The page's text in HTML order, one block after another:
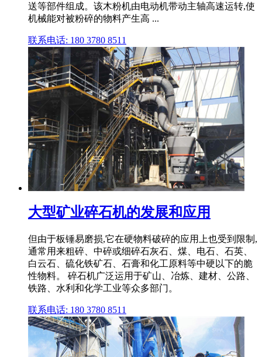
送等部件组成。该木粉机由电动机带动主轴高速运转,使
机械能对被粉碎的物料产生高 ...
联系电话: 180 3780 8511
大型矿业碎石机的发展和应用
但由于板锤易磨损,它在硬物料破碎的应用上也受到限制,
通常用来粗碎、中碎或细碎石灰石、煤、电石、石英、
白云石、硫化铁矿石、石膏和化工原料等中硬以下的脆
性物料。 碎石机广泛运用于矿山、冶炼、建材、公路、
铁路、水利和化学工业等众多部门。
联系电话: 180 3780 8511